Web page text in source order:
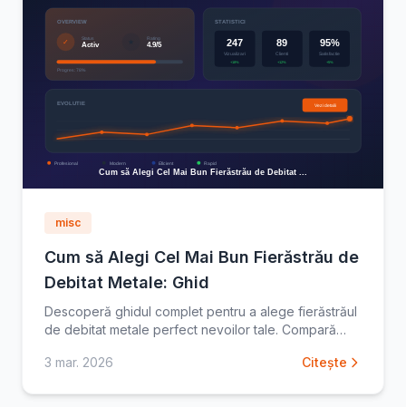
misc
Cum să Alegi Cel Mai Bun Fierăstrău de
Debitat Metale: Ghid
Descoperă ghidul complet pentru a alege fierăstrăul
de debitat metale perfect nevoilor tale. Compară
3 mar. 2026
Citește